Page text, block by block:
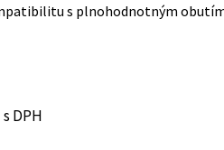
s plnohodnotným
s DPH